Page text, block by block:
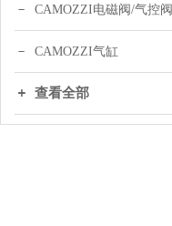
CAMOZZI电磁阀/气控阀
CAMOZZI气缸
查看全部